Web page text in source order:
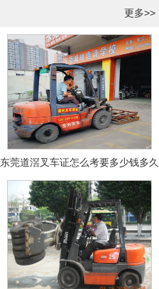
更多>>
东莞道滘叉车证怎么考要多少钱多久
拿证